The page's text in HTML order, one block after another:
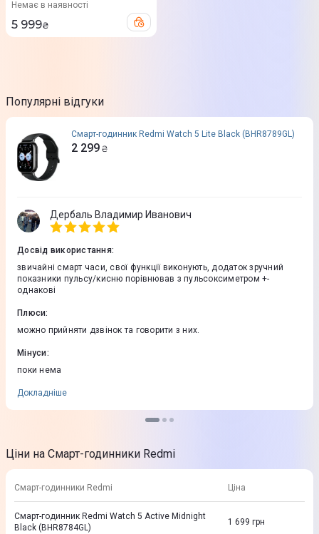
Немає в наявності
5 999₴
Популярні відгуки
Смарт-годинник Redmi Watch 5 Lite Black (BHR8789GL)
2 299 ₴
Дербаль Владимир Иванович
Досвід використання:
звичайні смарт часи, свої функції виконують, додаток зручний
показники пульсу/кисню порівнював з пульсоксиметром +-
однакові
Плюси:
можно прийняти дзвінок та говорити з них.
Мінуси:
поки нема
Докладніше
Ціни на Смарт-годинники Redmi
Смарт-годинники Redmi Ціна
Смарт-годинник Redmi Watch 5 Active Midnight
Black (BHR8784GL)
1 699 грн